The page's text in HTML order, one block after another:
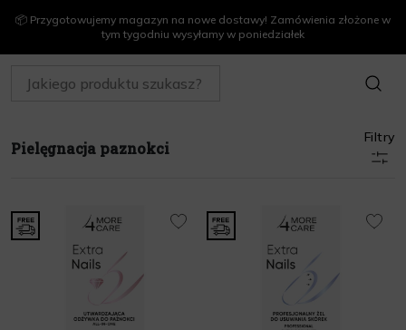
📦 Przygotowujemy magazyn na nowe dostawy! Zamówienia złożone w
tym tygodniu wysyłamy w poniedziałek
SZUKAJ
Pielęgnacja paznokci
Filtry